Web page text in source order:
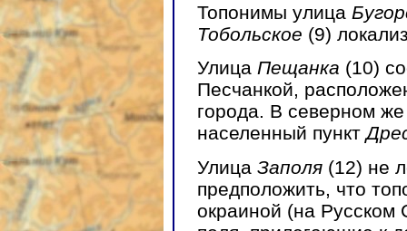
Топонимы улица
Тобольское (9)
Улица Пещанка (10)
Песчанкой,
города. В северном
населенный пункт
Улица Заполя (12) не
предположить, что
окраиной (на Русском